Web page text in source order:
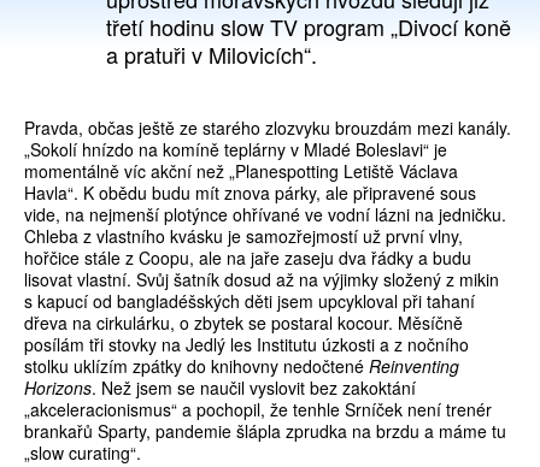
třetí hodinu slow TV program „Divocí koně
a pratuři v Milovicích“.
Pravda, občas ještě ze starého zlozvyku brouzdám mezi kanály.
„Sokolí hnízdo na komíně teplárny v Mladé Boleslavi“ je
momentálně víc akční než „Planespotting Letiště Václava
Havla“. K obědu budu mít znova párky, ale připravené sous
vide, na nejmenší plotýnce ohřívané ve vodní lázni na jedničku.
Chleba z vlastního kvásku je samozřejmostí už první vlny,
hořčice stále z Coopu, ale na jaře zaseju dva řádky a budu
lisovat vlastní. Svůj šatník dosud až na výjimky složený z mikin
s kapucí od bangladéšských děti jsem ­upcykloval při tahaní
dřeva na cirkulárku, o zbytek se postaral kocour. Měsíčně
posílám tři stovky na Jedlý les Institutu úzkosti a z nočního
stolku uklízím zpátky do knihovny nedočtené Reinventing
Horizons. Než jsem se naučil vyslovit bez zakoktání
„akceleracionismus“ a pochopil, že tenhle Srníček není trenér
brankařů Sparty, pandemie šlápla zprudka na brzdu a máme tu
„slow curating“.